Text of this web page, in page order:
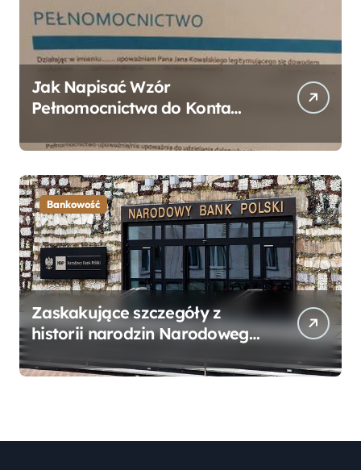
Jak Napisać Wzór
Pełnomocnictwa do Konta
Przewodnik
Bankowość
Zaskakujące szczegóły z
historii narodzin Narodowego
mogłeś nie wiedzieć